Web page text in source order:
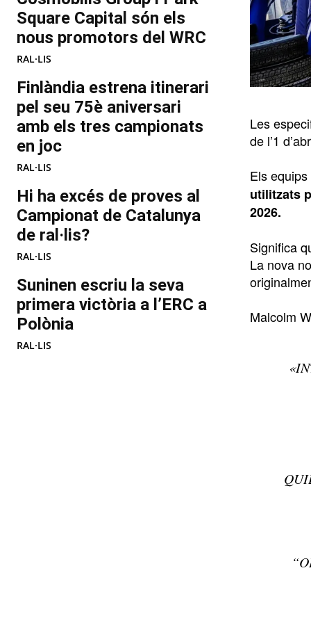
Square Capital són els
nous promotors del WRC
RAL·LIS
Finlàndia estrena itinerari
pel seu 75è aniversari
amb els tres campionats
en joc
RAL·LIS
Hi ha excés de proves al
Campionat de Catalunya
de ral·lis?
RAL·LIS
Suninen escriu la seva
primera victòria a l’ERC a
Polònia
RAL·LIS
Les
de l’1
Els
utilitzats
2026.
Significa
La nova
Malcolm